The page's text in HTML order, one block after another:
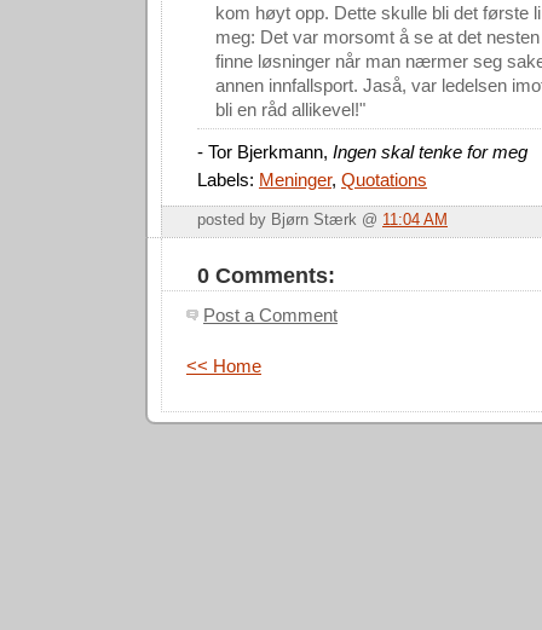
kom høyt opp. Dette skulle bli det første
meg: Det var morsomt å se at det
finne løsninger når man nærmer seg
annen innfallsport. Jaså, var ledelsen
bli en råd allikevel!"
- Tor Bjerkmann, Ingen skal tenke for meg
Labels: Meninger, Quotations
posted by Bjørn Stærk @ 11:04 AM
0 Comments:
Post a Comment
<< Home